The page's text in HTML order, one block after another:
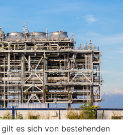
es sich von bestehenden